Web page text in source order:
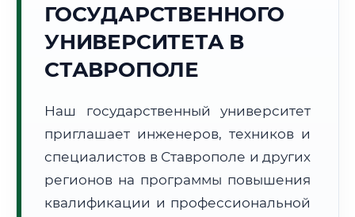
📍 Региональная справка
Субъект:
Почтовые индексы:
355000–355999
Часовой пояс:
МСК (UTC+3)
Формат учебы:
Дистанционно
🗺️ Зона обслуживания: г. Ставрополь
ГОСУДАРСТВЕННОГО
УНИВЕРСИТЕТА В
СТАВРОПОЛЕ
Наш государственный университет
приглашает инженеров, техников и
специалистов в Ставрополе и других
регионов на программы повышения
квалификации и профессиональной